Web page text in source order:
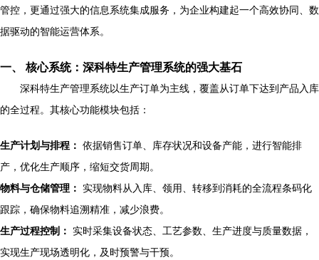
管控，更通过强大的信息系统集成服务，为企业构建起一个高效协同、数
据驱动的智能运营体系。
一、 核心系统：深科特生产管理系统的强大基石
深科特生产管理系统以生产订单为主线，覆盖从订单下达到产品入库
的全过程。其核心功能模块包括：
生产计划与排程： 依据销售订单、库存状况和设备产能，进行智能排
产，优化生产顺序，缩短交货周期。
物料与仓储管理： 实现物料从入库、领用、转移到消耗的全流程条码化
跟踪，确保物料追溯精准，减少浪费。
生产过程控制： 实时采集设备状态、工艺参数、生产进度与质量数据，
实现生产现场透明化，及时预警与干预。